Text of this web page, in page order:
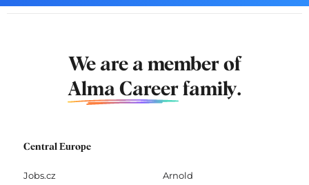
We are a member of
Alma Career family.
Central Europe
Jobs.cz
Arnold